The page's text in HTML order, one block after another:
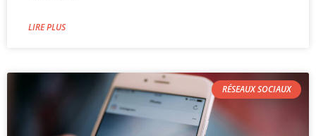
LIRE PLUS
RÉSEAUX SOCIAUX